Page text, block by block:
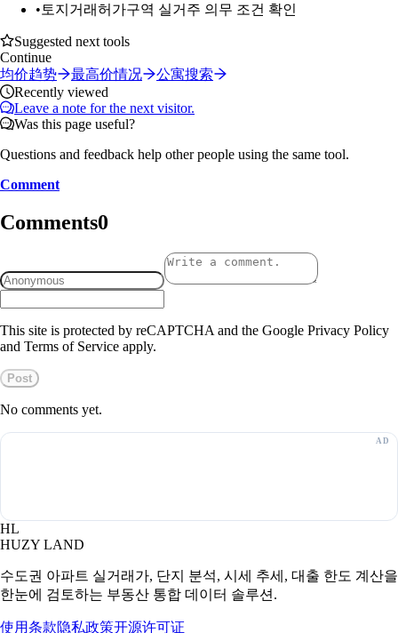
• 토지거래허가구역 실거주 의무 조건 확인
Suggested next tools
Continue
均价趋势
最高价情况
公寓搜索
Recently viewed
Leave a note for the next visitor.
Was this page useful?
Questions and feedback help other people using the same tool.
Comment
Comments0
This site is protected by reCAPTCHA and the Google Privacy Policy
and Terms of Service apply.
Post
No comments yet.
HL
HUZY LAND
수도권 아파트 실거래가, 단지 분석, 시세 추세, 대출 한도 계산을
한눈에 검토하는 부동산 통합 데이터 솔루션.
使用条款隐私政策开源许可证